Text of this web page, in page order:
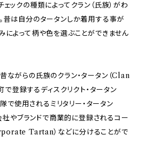
ェックの種類によってクラン（氏族）がわ
昔は自分のタータンしか着用する事が
によって柄や色を選ぶことができません
ながらの氏族のクラン・タータン（Clan
登録するディスクリクト・タータン
で使用されるミリタリー・タータン
やブランドで商業的に登録されるコー
Tartan）などに分けることがで